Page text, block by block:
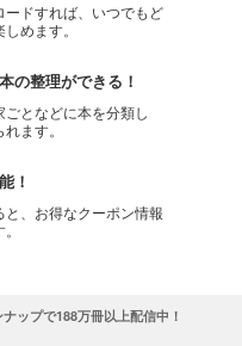
ードすれば、いつでもど
めます。
の整理ができる！
ごとなどに本を分類し
ます。
！
と、お得なクーポン情報
ップで188万冊以上配信中！